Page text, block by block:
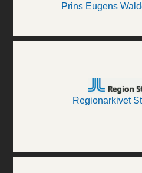
Prins Eugens
Regionarkivet